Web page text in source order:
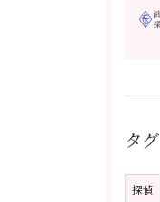
タグ
探偵